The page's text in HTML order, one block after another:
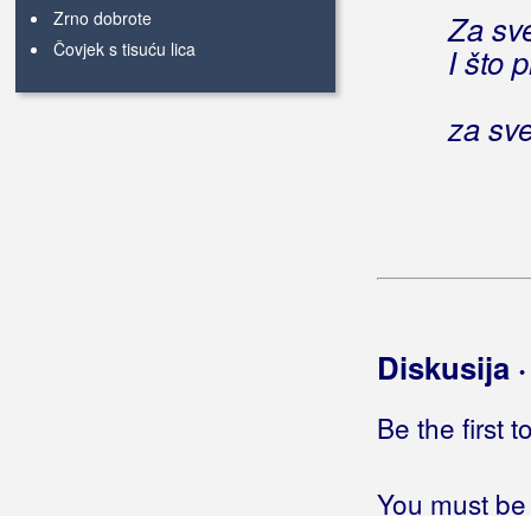
Zrno dobrote
Čovjek s tisuću lica
Za
I što
za
Diskusija
Be the first
You must